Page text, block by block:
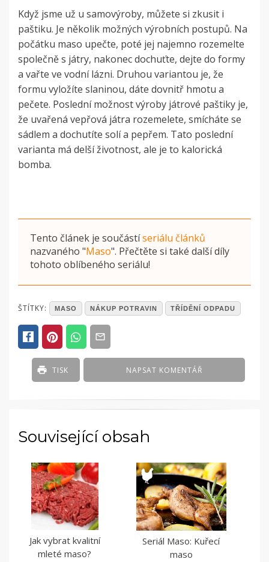
Když jsme už u samovýroby, můžete si zkusit i
paštiku. Je několik možných výrobních postupů. Na
počátku maso upečte, poté jej najemno rozemelte
společně s játry, nakonec dochuťte, dejte do formy
a vařte ve vodní lázni. Druhou variantou je, že
formu vyložíte slaninou, dáte dovnitř hmotu a
pečete. Poslední možnost výroby játrové paštiky je,
že uvařená vepřová játra rozemelete, smícháte se
sádlem a dochutíte solí a pepřem. Tato poslední
varianta má delší životnost, ale je to kalorická
bomba.
Tento článek je součástíseriálu článků
nazvaného "Maso". Přečtěte si také další díly
tohoto oblíbeného seriálu!
POSTED
ČLÁNKY
ŠTÍTKY: MASO NÁKUP POTRAVIN TŘÍDĚNÍ ODPADU
NAPSAT KOMENTÁŘ
TISK
Související obsah
Jak vybrat kvalitní
mleté maso?
Seriál Maso: Kuřecí
maso